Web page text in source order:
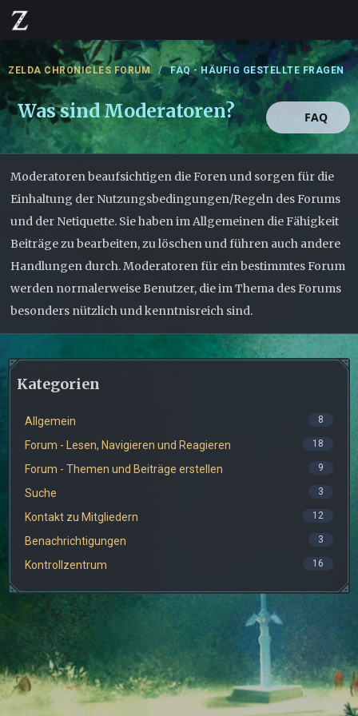
ZELDA CHRONICLES FORUM FAQ - HÄUFIG GESTELLTE FRAGEN
Was sind Moderatoren? FAQ
Moderatoren beaufsichtigen die Foren und sorgen für die
Einhaltung der Nutzungsbedingungen/Regeln des Forums
und der Netiquette. Sie haben im Allgemeinen die Fähigkeit
Beiträge zu bearbeiten, zu löschen und führen auch andere
Handlungen durch. Moderatoren für ein bestimmtes Forum
werden normalerweise Benutzer, die im Thema des Forums
besonders nützlich und kenntnisreich sind.
Kategorien
Allgemein 8
Forum - Lesen, Navigieren und Reagieren 18
Forum - Themen und Beiträge erstellen 9
Suche 3
Kontakt zu Mitgliedern 12
Benachrichtigungen 3
Kontrollzentrum 16